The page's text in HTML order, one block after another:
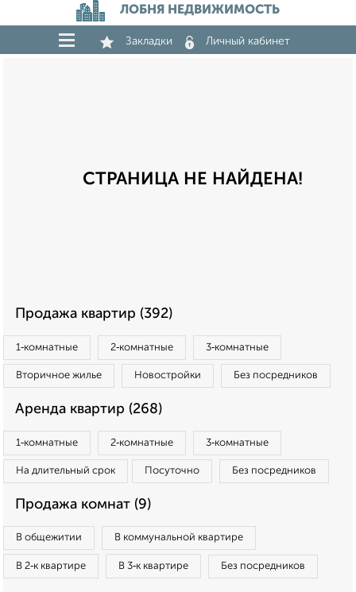
ЛОБНЯ НЕДВИЖИМОСТЬ
Закладки Личный кабинет
СТРАНИЦА НЕ НАЙДЕНА!
Продажа квартир (392)
1‑комнатные 2‑комнатные 3‑комнатные
Вторичное жилье Новостройки Без посредников
Аренда квартир (268)
1‑комнатные 2‑комнатные 3‑комнатные
На длительный срок Посуточно Без посредников
Продажа комнат (9)
В общежитии В коммунальной квартире
В 2‑к квартире В 3‑к квартире Без посредников